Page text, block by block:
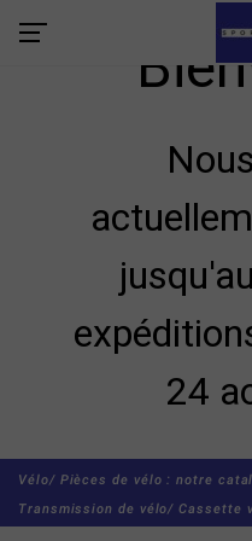
24
Vélo/ Pièces de vélo : notre
Transmission de vélo/ Cassette